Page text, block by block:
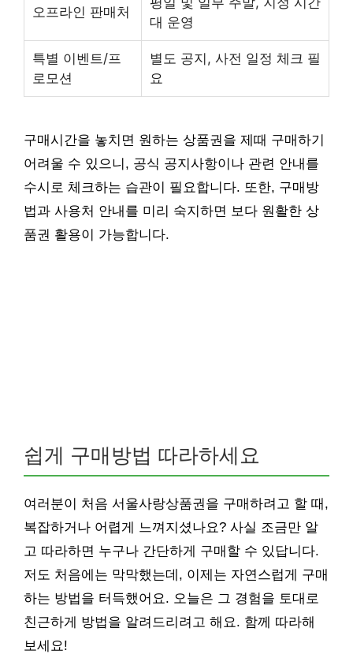
오프라인 판매처
대 운영
특별 이벤트/프
로모션
별도 공지, 사전 일정 체크 필
요
구매시간을 놓치면 원하는 상품권을 제때 구매하기
어려울 수 있으니, 공식 공지사항이나 관련 안내를
수시로 체크하는 습관이 필요합니다. 또한, 구매방
법과 사용처 안내를 미리 숙지하면 보다 원활한 상
품권 활용이 가능합니다.
쉽게 구매방법 따라하세요
여러분이 처음 서울사랑상품권을 구매하려고 할 때,
복잡하거나 어렵게 느껴지셨나요? 사실 조금만 알
고 따라하면 누구나 간단하게 구매할 수 있답니다.
저도 처음에는 막막했는데, 이제는 자연스럽게 구매
하는 방법을 터득했어요. 오늘은 그 경험을 토대로
친근하게 방법을 알려드리려고 해요. 함께 따라해
보세요!